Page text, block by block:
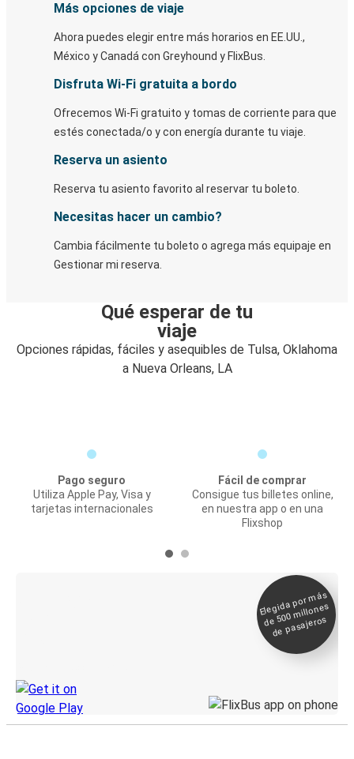
Más opciones de viaje
Ahora puedes elegir entre más horarios en EE.UU.,
México y Canadá con Greyhound y FlixBus.
Disfruta Wi-Fi gratuita a bordo
Ofrecemos Wi-Fi gratuito y tomas de corriente para que
estés conectada/o y con energía durante tu viaje.
Reserva un asiento
Reserva tu asiento favorito al reservar tu boleto.
Necesitas hacer un cambio?
Cambia fácilmente tu boleto o agrega más equipaje en
Gestionar mi reserva.
Qué esperar de tu
viaje
Opciones rápidas, fáciles y asequibles de Tulsa, Oklahoma
a Nueva Orleans, LA
Pago seguro
Utiliza Apple Pay, Visa y
tarjetas internacionales
Fácil de comprar
Consigue tus billetes online,
en nuestra app o en una
Flixshop
Elegida por
más
de 500
millones
de pasajeros